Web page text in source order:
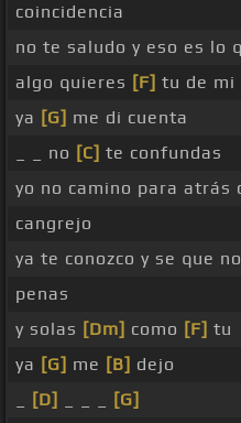
coincidencia
no te saludo y eso es lo
algo quieres [F] tu de mi
ya [G] me di cuenta
_ _ no [C] te confundas
yo no camino para atrás
cangrejo
ya te conozco y se que
penas
y solas [Dm] como [F] tu
ya [G] me [B] dejo
[D]
[G]